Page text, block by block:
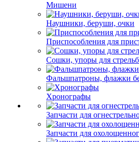
Мишени
Наушники, беруши, очки
Приспособления для
Сошки, упоры для
Фальшпатроны, флажки
Хронографы
Запчасти для
Запчасти для